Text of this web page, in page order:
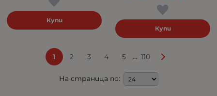
Купи
Купи
1 2 3 4 5 ... 110
На страница по: